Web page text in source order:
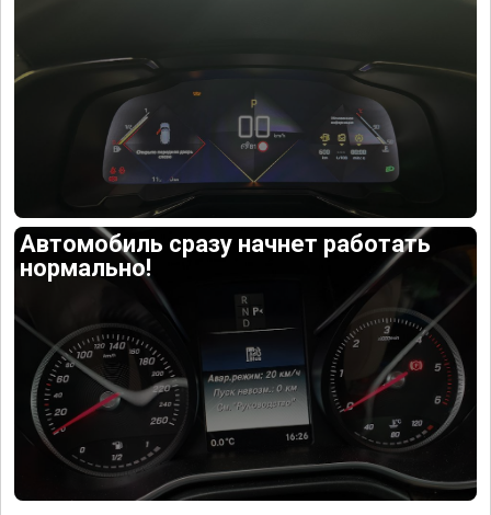
Автомобиль сразу начнет работать
нормально!